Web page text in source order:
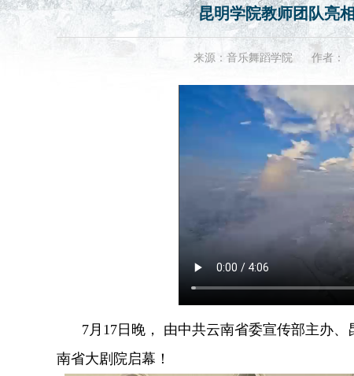
昆明学院教师团队亮
来源：音乐舞蹈学院 作者：
7月17日晚， 由中共云南省委宣传部主办
南省大剧院启幕！